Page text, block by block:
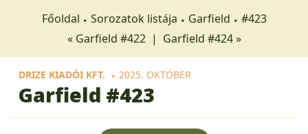
Főoldal Sorozatok listája Garfield
#423
« Garfield #422 | Garfield #424 »
DRIZE KIADÓI KFT. 2025. OKTÓBER
Garfield #423